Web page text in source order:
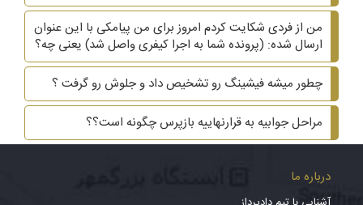
من از فردی شکایت کردم امروز برای من پیامکی با این عنوان
ارسال شده: (پرونده شما به اجرا کیفری واصل شد) یعنی چه؟
چطور میشه فیشینگ رو تشخیص داد و جلوش رو گرفت ؟
مراحل جوابیه به قرارنهاییه بازپرس چگونه است؟؟
درباره ما